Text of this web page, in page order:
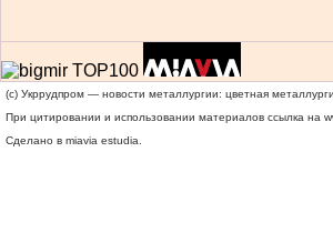
(c) Укррудпром — новости металлургии: цветная
При цитировании и использовании материалов ссылка на
Сделано в miavia estudia.